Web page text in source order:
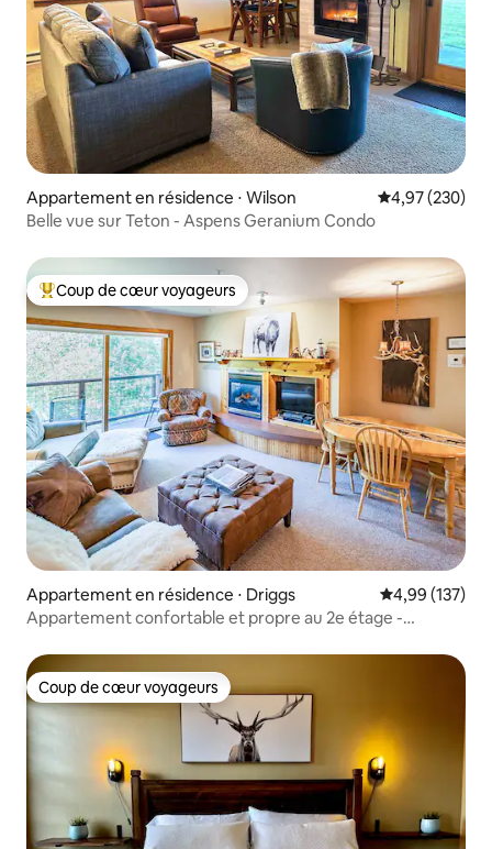
Appartement en résidence ⋅ Wilson Évaluation
4,97 (230)
Belle vue sur Teton - Aspens Geranium Condo
Coups de cœur voyageurs les plus appréciés
Coup de cœur voyageurs
Appartement en résidence ⋅ Driggs Évaluation
4,99 (137)
Appartement confortable et propre au 2e étage -
Coup de cœur voyageurs
Coup de cœur voyageurs